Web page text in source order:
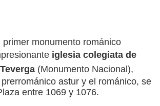
primer monumento románico
iglesia colegiata de
(Monumento Nacional),
astur y el románico, se
entre 1069 y 1076.